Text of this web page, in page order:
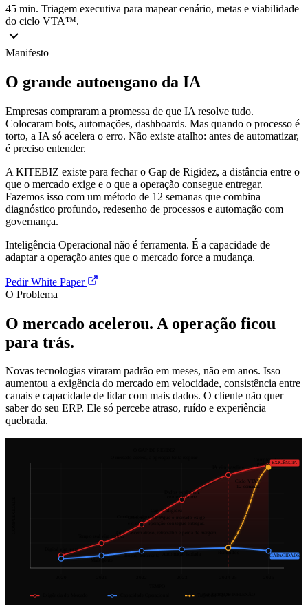
45 min. Triagem executiva para mapear cenário, metas e viabilidade
do ciclo VTA™.
Manifesto
O grande autoengano da IA
Empresas compraram a promessa de que IA resolve tudo.
Colocaram bots, automações, dashboards. Mas quando o processo é
torto, a IA só acelera o erro. Não existe atalho: antes de automatizar,
é preciso entender.
A KITEBIZ existe para fechar o Gap de Rigidez, a distância entre o
que o mercado exige e o que a operação consegue entregar.
Fazemos isso com um método de 12 semanas que combina
diagnóstico profundo, redesenho de processos e automação com
governança.
Inteligência Operacional não é ferramenta. É a capacidade de
adaptar a operação antes que o mercado force a mudança.
Pedir White Paper
O Problema
O mercado acelerou. A operação ficou
para trás.
Novas tecnologias viraram padrão em meses, não em anos. Isso
aumentou a exigência do mercado em velocidade, consistência entre
canais e capacidade de lidar com mais dados. O cliente não quer
saber do seu ERP. Ele só percebe atraso, ruído e experiência
quebrada.
Gap de Rigidez
Diferença entre o que o mercado exige
e o que a operação consegue entregar.
Aqui nascem atraso, retrabalho e perda de margem.
Digital vira regra
Tempo real vira padrão
Omnicanal vira cobrança
Dados explodem,
contexto some
IA vira baseline
Complexidade
permanente
Mais gente
Trocou ferramenta Automação isolada Remendos
Ciclo VTA™
12 semanas
EXIGÊNCIA
CAPACIDADE